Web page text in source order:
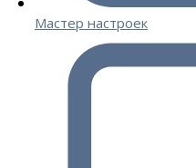
Мастер настроек